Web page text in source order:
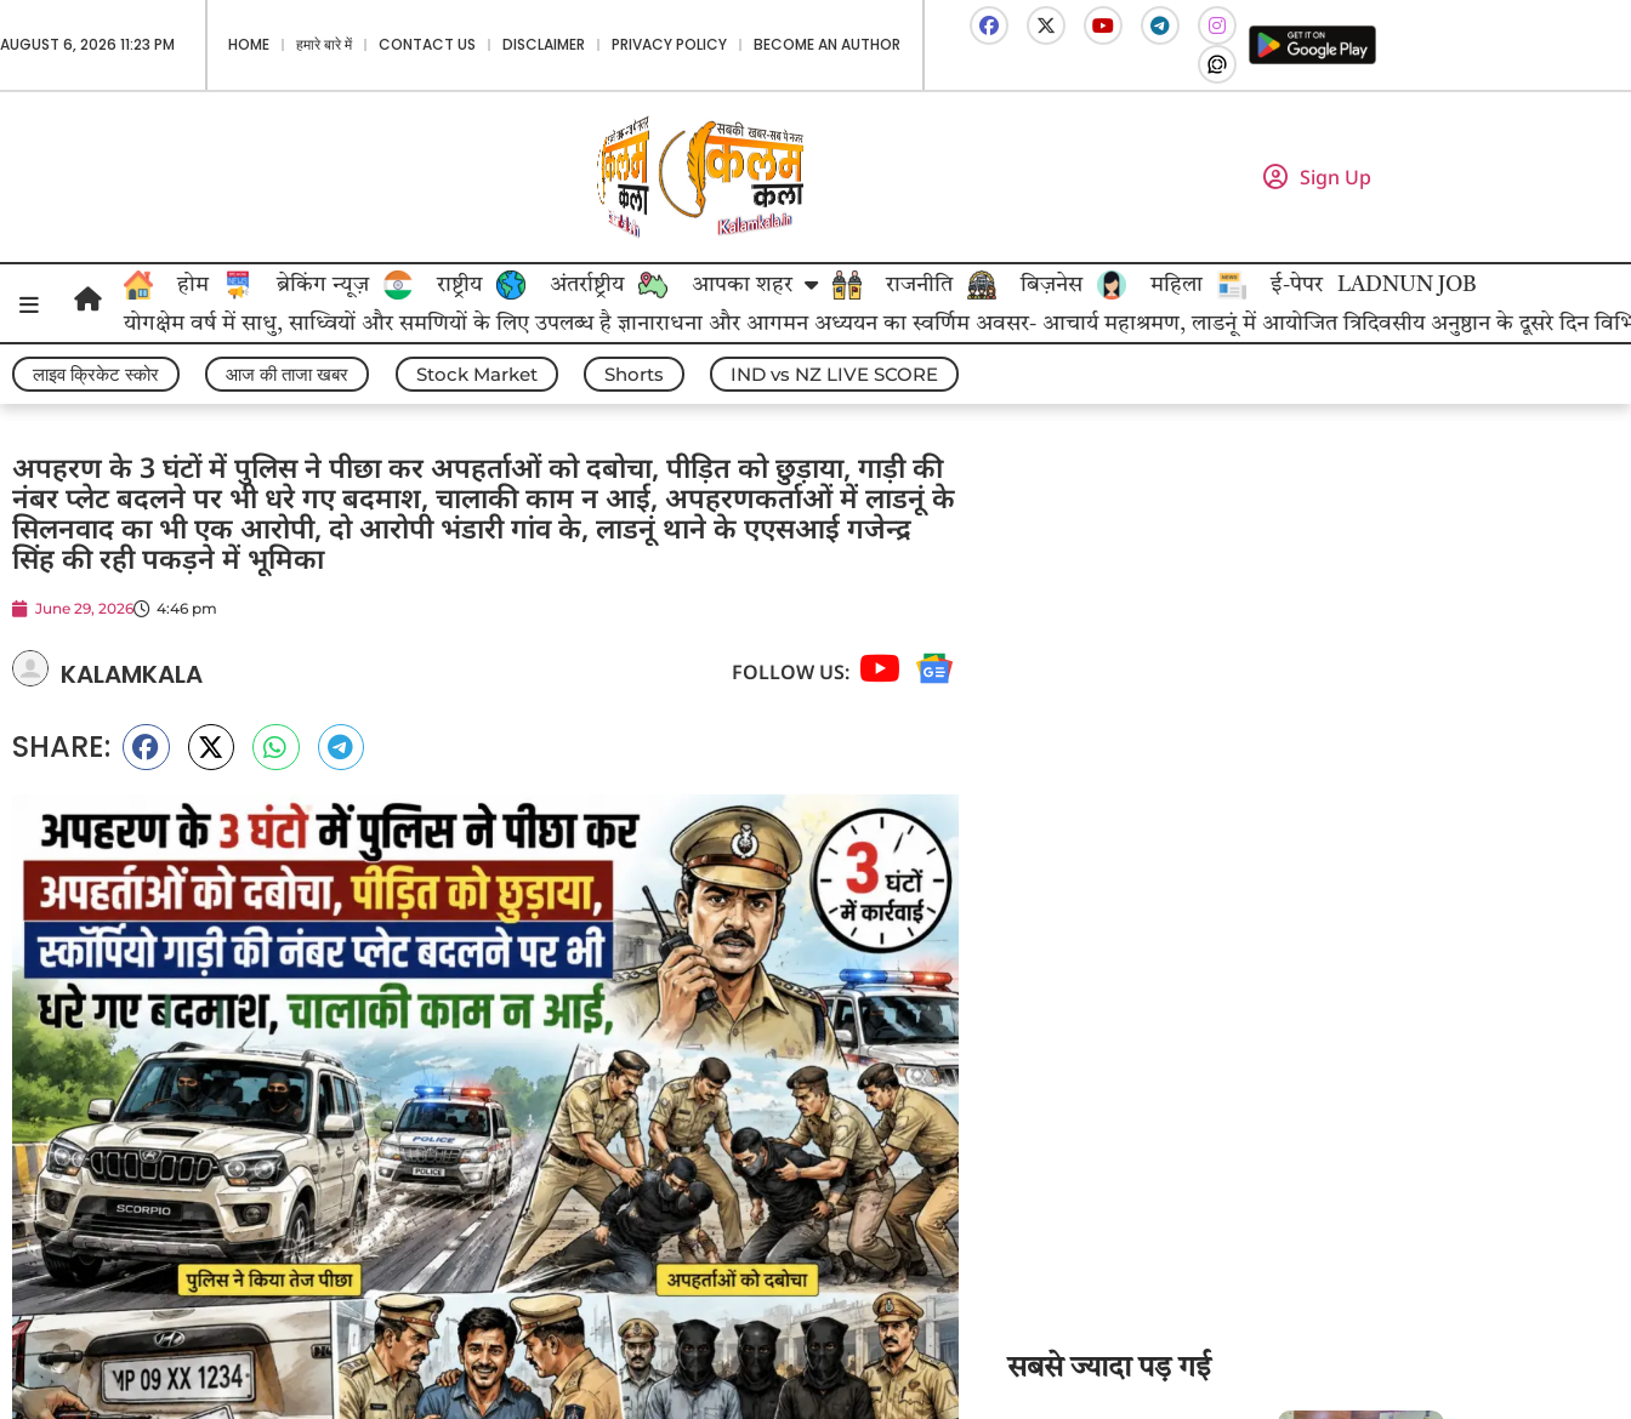
AUGUST 6, 2026 11:23 PM HOME हमारे बारे में CONTACT US DISCLAIMER PRIVACY POLICY BECOME AN AUTHOR
Sign Up
होम ब्रेकिंग न्यूज़ राष्ट्रीय अंतर्राष्ट्रीय आपका शहर राजनीति बिज़नेस महिला ई-पेपर
LADNUN JOB
योगक्षेम वर्ष में साधु, साध्वियों और समणियों के लिए उपलब्ध है ज्ञानाराधना और आगमन अध्ययन का स्वर्णिम अवसर- आचार्य महाश्रमण, लाडनूं में आयोजित त्रिदिवसीय अनुष्ठान के दूसरे दिन
लाइव क्रिकेट स्कोर आज की ताजा खबर Stock Market Shorts IND vs NZ LIVE SCORE
अपहरण के 3 घंटों में पुलिस ने पीछा कर अपहर्ताओं को दबोचा, पीड़ित को छुड़ाया, गाड़ी की
नंबर प्लेट बदलने पर भी धरे गए बदमाश, चालाकी काम न आई, अपहरणकर्ताओं में लाडनूं के
सिलनवाद का भी एक आरोपी, दो आरोपी भंडारी गांव के, लाडनूं थाने के एएसआई गजेन्द्र
सिंह की रही पकड़ने में भूमिका
June 29, 2026 4:46 pm
KALAMKALA FOLLOW US:
SHARE:
सबसे ज्यादा पड़ गई